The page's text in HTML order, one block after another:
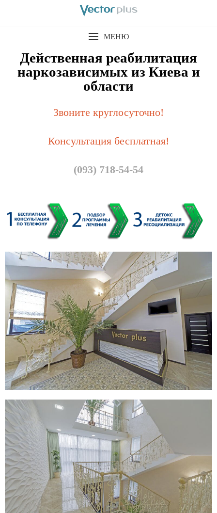
МЕНЮ
Действенная реабилитация
наркозависимых из Киева и
области
Звоните круглосуточно!
Консультация бесплатная!
(093) 718-54-54